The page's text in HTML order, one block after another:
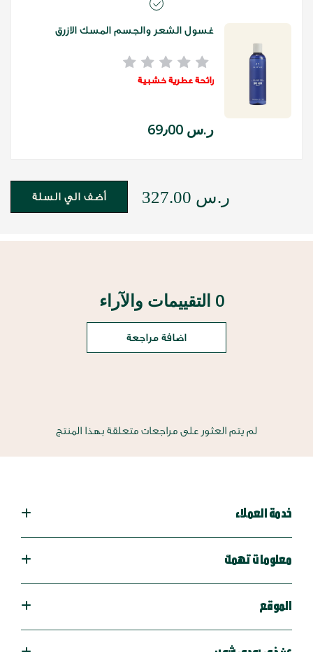
غسول الشعر والجسم المسك الازرق
رائحة عطرية خشبية
ر.س 69٫00
ر.س 327.00 أضف الي السلة
0 التقييمات والآراء
اضافة مراجعة
لم يتم العثور على مراجعات متعلقة بهذا المنتج
خدمة العملاء
معلومات تهمك
الموقع